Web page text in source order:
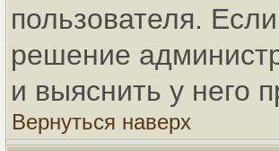
пользователя.
решение
и выяснить у него
Вернуться наверх